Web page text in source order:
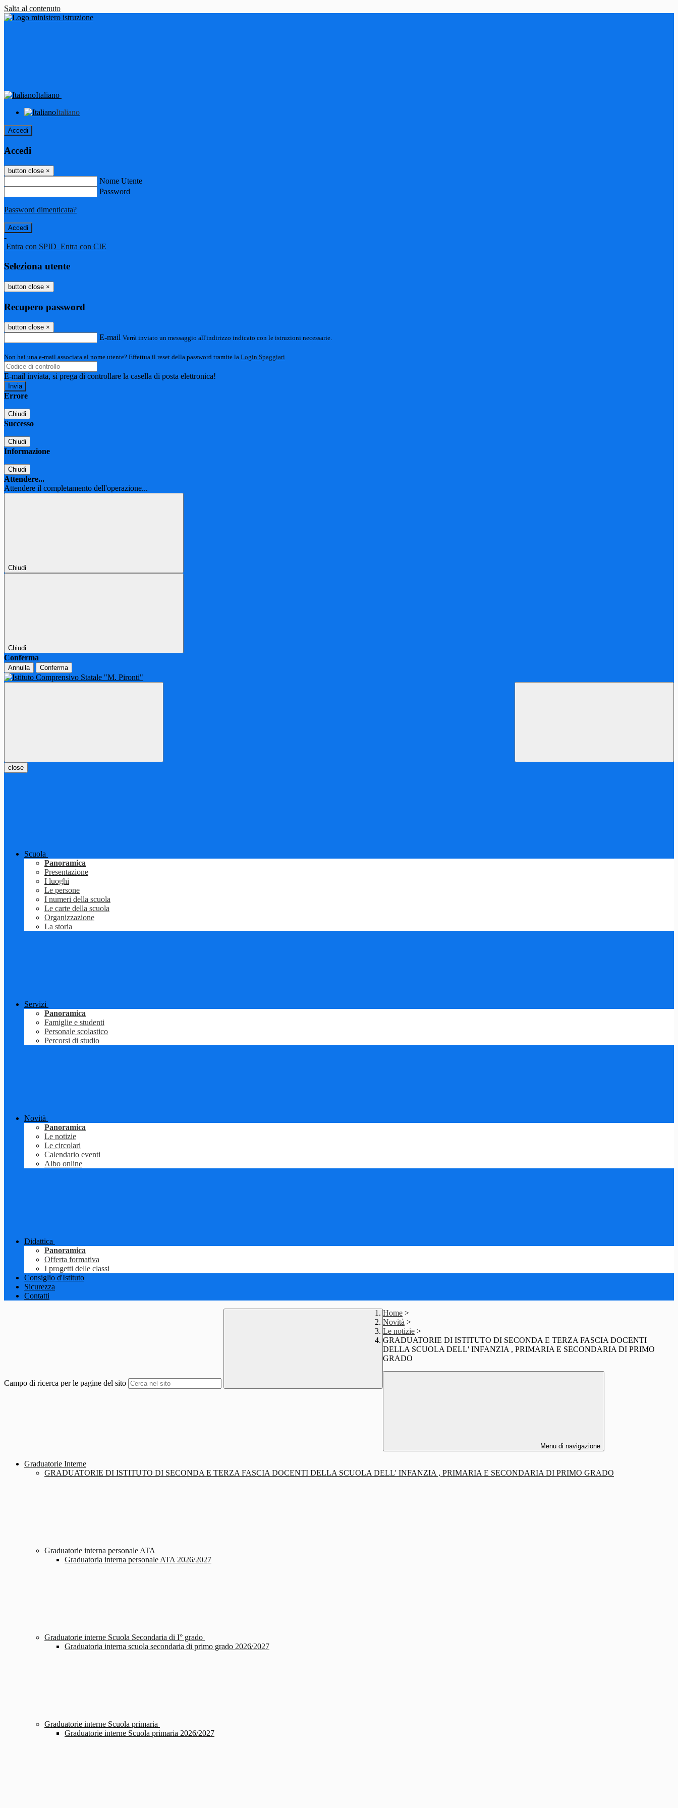
Salta al contenuto
Italiano
Italiano
Accedi
Accedi
button close ×
Nome Utente
Password
Password dimenticata?
-
Entra con SPID Entra con CIE
Seleziona utente
button close ×
Recupero password
button close ×
E-mail Verrà inviato un messaggio all'indirizzo indicato con le istruzioni necessarie.
Non hai una e-mail associata al nome utente? Effettua il reset della password tramite la Login Spaggiari
E-mail inviata, si prega di controllare la casella di posta elettronica!
Errore
Chiudi
Successo
Chiudi
Informazione
Chiudi
Attendere...
Attendere il completamento dell'operazione...
Chiudi
Chiudi
Conferma
Annulla Conferma
close
Scuola
Panoramica
Presentazione
I luoghi
Le persone
I numeri della scuola
Le carte della scuola
Organizzazione
La storia
Servizi
Panoramica
Famiglie e studenti
Personale scolastico
Percorsi di studio
Novità
Panoramica
Le notizie
Le circolari
Calendario eventi
Albo online
Didattica
Panoramica
Offerta formativa
I progetti delle classi
Consiglio d'Istituto
Sicurezza
Contatti
Campo di ricerca per le pagine del sito
Home >
Novità >
Le notizie >
GRADUATORIE DI ISTITUTO DI SECONDA E TERZA FASCIA DOCENTI
DELLA SCUOLA DELL' INFANZIA , PRIMARIA E SECONDARIA DI PRIMO
GRADO
Menu di navigazione
Graduatorie Interne
GRADUATORIE DI ISTITUTO DI SECONDA E TERZA FASCIA DOCENTI DELLA SCUOLA DELL' INFANZIA , PRIMARIA E SECONDARIA DI PRIMO GRADO
Graduatorie interna personale ATA
Graduatoria interna personale ATA 2026/2027
Graduatorie interne Scuola Secondaria di I° grado
Graduatoria interna scuola secondaria di primo grado 2026/2027
Graduatorie interne Scuola primaria
Graduatorie interne Scuola primaria 2026/2027